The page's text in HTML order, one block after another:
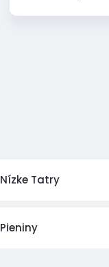
Nízke Tatry
Pieniny